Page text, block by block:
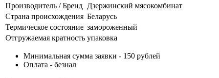
Производитель / Бренд Дзержинский мясокомбинат
Страна происхождения Беларусь
Термическое состояние замороженный
Отгружаемая кратность упаковка
Минимальная сумма заявки - 150 рублей
Оплата - безнал